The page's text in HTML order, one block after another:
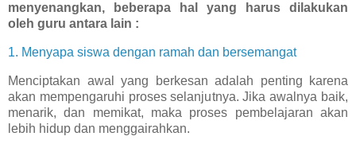
menyenangkan, beberapa hal yang harus dilakukan
oleh guru antara lain :
1. Menyapa siswa dengan ramah dan bersemangat
Menciptakan awal yang berkesan adalah penting karena
akan mempengaruhi proses selanjutnya. Jika awalnya baik,
menarik, dan memikat, maka proses pembelajaran akan
lebih hidup dan menggairahkan.